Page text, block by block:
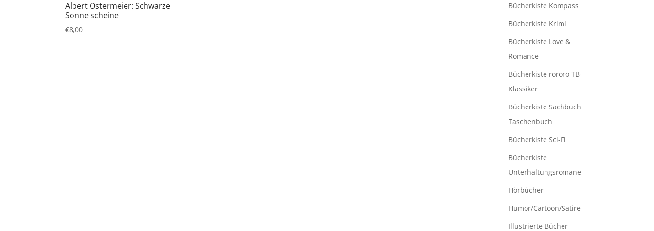
Albert Ostermeier: Schwarze
Sonne scheine
€8,00
Bücherkiste Kompass
Bücherkiste Krimi
Bücherkiste Love &
Romance
Bücherkiste rororo TB-
Klassiker
Bücherkiste Sachbuch
Taschenbuch
Bücherkiste Sci-Fi
Bücherkiste
Unterhaltungsromane
Hörbücher
Humor/Cartoon/Satire
Illustrierte Bücher